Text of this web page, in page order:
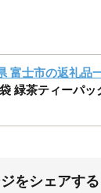
富士市の返礼品
緑茶ティーパ
をシェアする